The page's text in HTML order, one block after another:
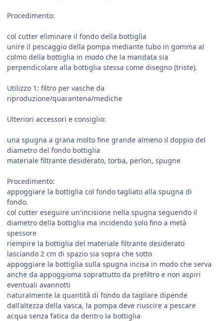
Procedimento:
col cutter eliminare il fondo della bottiglia
unire il pescaggio della pompa mediante tubo in gomma al
colmo della bottiglia in modo che la mandata sia
perpendicolare alla bottiglia stessa come disegno (triste).
Utilizzo 1: filtro per vasche da
riproduzione/quarantena/mediche
Ulteriori accessori e consiglio:
una spugna a grana molto fine grande almeno il doppio del
diametro del fondo bottiglia
materiale filtrante desiderato, torba, perlon, spugne
Procedimento:
appoggiare la bottiglia col fondo tagliato alla spugna di
fondo.
col cutter eseguire un'incisione nella spugna seguendo il
diametro della bottiglia ma incidendo solo fino a metà
spessore
riempire la bottiglia del materiale filtrante desiderato
lasciando 2 cm di spazio sia sopra che sotto
appoggiare la bottiglia sulla spugna incisa in modo che serva
anche da appoggioma soprattutto da prefiltro e non aspiri
eventuali avannotti
naturalmente la quantità di fondo da tagliare dipende
dall'altezza della vasca, la pompa deve riuscire a pescare
acqua senza fatica da dentro la bottiglia